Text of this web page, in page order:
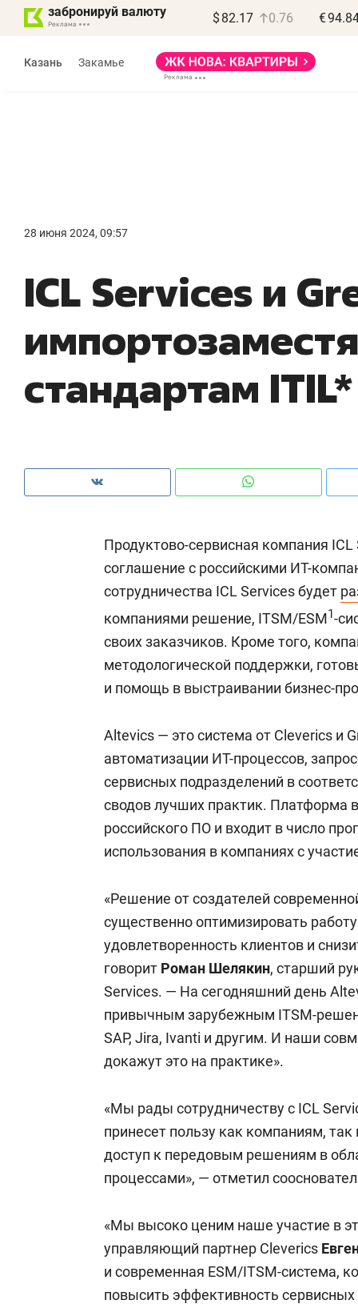
забронируй валюту $ 82.17 0.76 €
Казань Закамье
28 июня 2024, 09:57
ICL Services и
стандартам ITIL*
Продуктово-сервисная компания
соглашение с российскими ИТ-
сотрудничества ICL Services будет
компаниями решение, ITSM/ESM1-
своих заказчиков. Кроме того,
методологической поддержки,
и помощь в выстраивании бизнес-
Altevics — это система от Cleverics и
автоматизации ИТ-процессов,
сервисных подразделений в
сводов лучших практик. Платформа
российского ПО и входит в число
использования в компаниях с
«Решение от создателей
существенно оптимизировать
удовлетворенность клиентов и
говорит Роман Шелякин, старший
Services. — На сегодняшний день
привычным зарубежным ITSM-
SAP, Jira, Ivanti и другим. И наши
докажут это на практике».
«Мы рады сотрудничеству с ICL
принесет пользу как компаниям,
доступ к передовым решениям в
процессами», — отметил
«Мы высоко ценим наше участие в
управляющий партнер Cleverics
и современная ESM/ITSM-система,
повысить эффективность сервисных
правил, бизнес может
потерять минимум
Как бизнесу выйти на зарубежные
рынки, почему надо знать аксакалов и
чем интересен Оман?
о
Рекомендуем
Как ГК «МИР ГРУПП» и ВТБ
создают оазис жилого
Рекомендуем
150 камер
ID вместо